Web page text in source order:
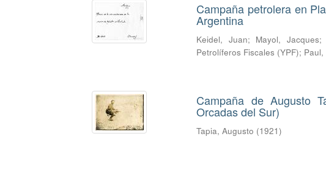
Campaña petrolera en
Argentina
Keidel, Juan; Mayol, Jacques
Petrolíferos Fiscales (YPF); Paul,
Campaña de Augusto
Orcadas del Sur)
Tapia, Augusto (1921)